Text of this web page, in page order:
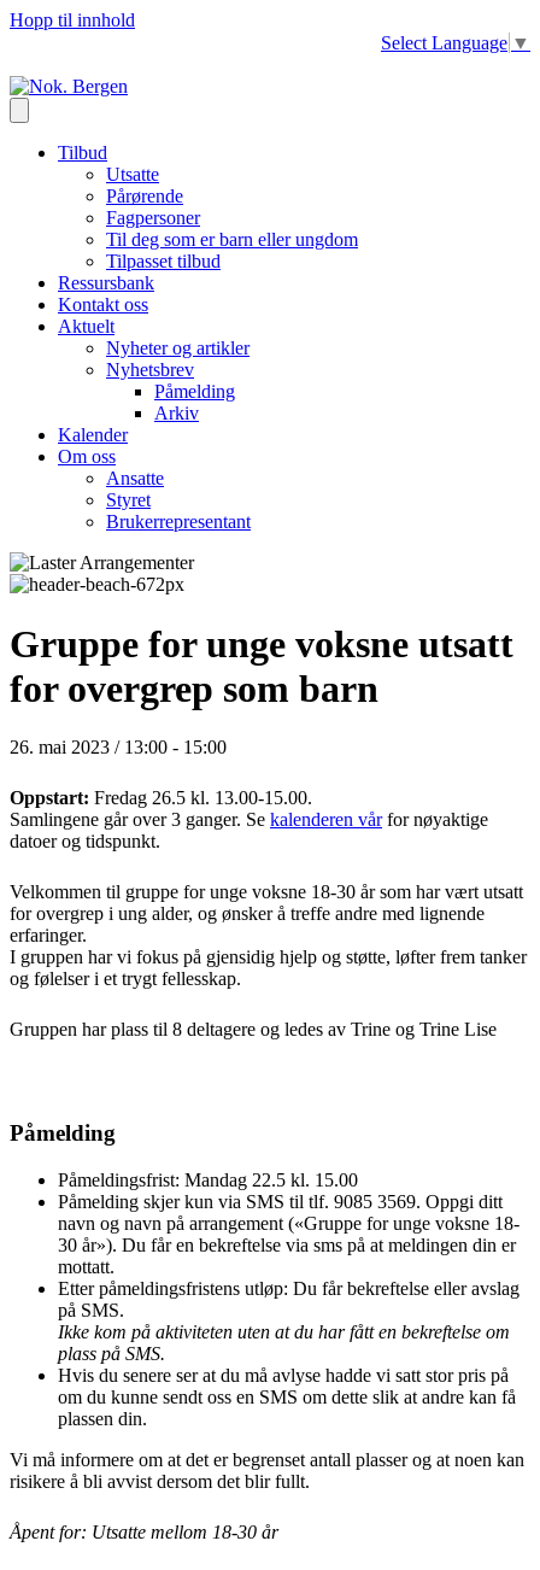
Hopp til innhold
Select Language ▼
Tilbud
Utsatte
Pårørende
Fagpersoner
Til deg som er barn eller ungdom
Tilpasset tilbud
Ressursbank
Kontakt oss
Aktuelt
Nyheter og artikler
Nyhetsbrev
Påmelding
Arkiv
Kalender
Om oss
Ansatte
Styret
Brukerrepresentant
Gruppe for unge voksne utsatt
for overgrep som barn
26. mai 2023 / 13:00 - 15:00
Oppstart: Fredag 26.5 kl. 13.00-15.00.
Samlingene går over 3 ganger. Se kalenderen vårfor nøyaktige
datoer og tidspunkt.
Velkommen til gruppe for unge voksne 18-30 år som har vært utsatt
for overgrep i ung alder, og ønsker å treffe andre med lignende
erfaringer.
I gruppen har vi fokus på gjensidig hjelp og støtte, løfter frem tanker
og følelser i et trygt fellesskap.
Gruppen har plass til 8 deltagere og ledes av Trine og Trine Lise
Påmelding
Påmeldingsfrist: Mandag 22.5 kl. 15.00
Påmelding skjer kun via SMS til tlf. 9085 3569. Oppgi ditt
navn og navn på arrangement («Gruppe for unge voksne 18-
30 år»). Du får en bekreftelse via sms på at meldingen din er
mottatt.
Etter påmeldingsfristens utløp: Du får bekreftelse eller avslag
på SMS.
Ikke kom på aktiviteten uten at du har fått en bekreftelse om
plass på SMS.
Hvis du senere ser at du må avlyse hadde vi satt stor pris på
om du kunne sendt oss en SMS om dette slik at andre kan få
plassen din.
Vi må informere om at det er begrenset antall plasser og at noen kan
risikere å bli avvist dersom det blir fullt.
Åpent for: Utsatte mellom 18-30 år